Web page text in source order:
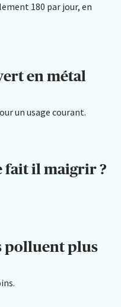
180 par jour, en
en métal
un usage courant.
fait il maigrir ?
polluent plus